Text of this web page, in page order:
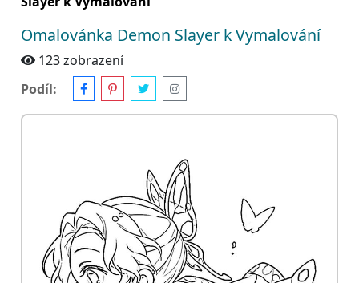
Omalovánka Demon Slayer k Vymalování
123 zobrazení
Podíl: